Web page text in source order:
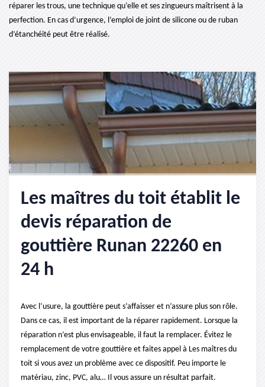
réparer les trous, une technique qu’elle et ses zingueurs maîtrisent à la
perfection. En cas d’urgence, l’emploi de joint de silicone ou de ruban
d’étanchéité peut être réalisé.
Les maîtres du toit établit le
devis réparation de
gouttière Runan 22260 en
24 h
Avec l’usure, la gouttière peut s’affaisser et n’assure plus son rôle.
Dans ce cas, il est important de la réparer rapidement. Lorsque la
réparation n’est plus envisageable, il faut la remplacer. Évitez le
remplacement de votre gouttière et faites appel à Les maîtres du
toit si vous avez un problème avec ce dispositif. Peu importe le
matériau, zinc, PVC, alu… Il vous assure un résultat parfait.